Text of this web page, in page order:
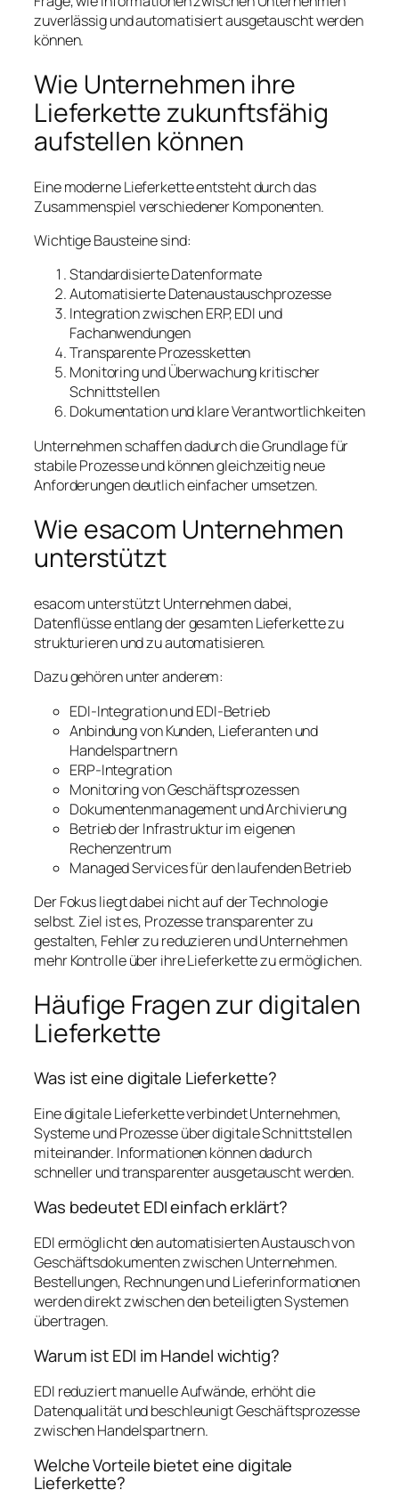
zuverlässig und automatisiert ausgetauscht werden
können.
Wie Unternehmen ihre
Lieferkette zukunftsfähig
aufstellen können
Eine moderne Lieferkette entsteht durch das
Zusammenspiel verschiedener Komponenten.
Wichtige Bausteine sind:
Standardisierte Datenformate
Automatisierte Datenaustauschprozesse
Integration zwischen ERP, EDI und
Fachanwendungen
Transparente Prozessketten
Monitoring und Überwachung kritischer
Schnittstellen
Dokumentation und klare Verantwortlichkeiten
Unternehmen schaffen dadurch die Grundlage für
stabile Prozesse und können gleichzeitig neue
Anforderungen deutlich einfacher umsetzen.
Wie esacom Unternehmen
unterstützt
esacom unterstützt Unternehmen dabei,
Datenflüsse entlang der gesamten Lieferkette zu
strukturieren und zu automatisieren.
Dazu gehören unter anderem:
EDI-Integration und EDI-Betrieb
Anbindung von Kunden, Lieferanten und
Handelspartnern
ERP-Integration
Monitoring von Geschäftsprozessen
Dokumentenmanagement und Archivierung
Betrieb der Infrastruktur im eigenen
Rechenzentrum
Managed Services für den laufenden Betrieb
Der Fokus liegt dabei nicht auf der Technologie
selbst. Ziel ist es, Prozesse transparenter zu
gestalten, Fehler zu reduzieren und Unternehmen
mehr Kontrolle über ihre Lieferkette zu ermöglichen.
Häufige Fragen zur digitalen
Lieferkette
Was ist eine digitale Lieferkette?
Eine digitale Lieferkette verbindet Unternehmen,
Systeme und Prozesse über digitale Schnittstellen
miteinander. Informationen können dadurch
schneller und transparenter ausgetauscht werden.
Was bedeutet EDI einfach erklärt?
EDI ermöglicht den automatisierten Austausch von
Geschäftsdokumenten zwischen Unternehmen.
Bestellungen, Rechnungen und Lieferinformationen
werden direkt zwischen den beteiligten Systemen
übertragen.
Warum ist EDI im Handel wichtig?
EDI reduziert manuelle Aufwände, erhöht die
Datenqualität und beschleunigt Geschäftsprozesse
zwischen Handelspartnern.
Welche Vorteile bietet eine digitale
Lieferkette?